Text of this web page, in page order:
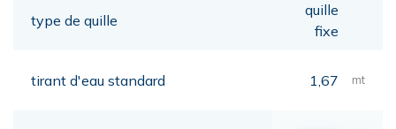
type de quille
quille
fixe
tirant d'eau standard 1,67 mt